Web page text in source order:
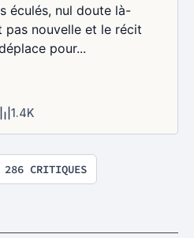
éculés, nul doute là-
pas nouvelle et le récit
pour...
1.4K
CRITIQUES